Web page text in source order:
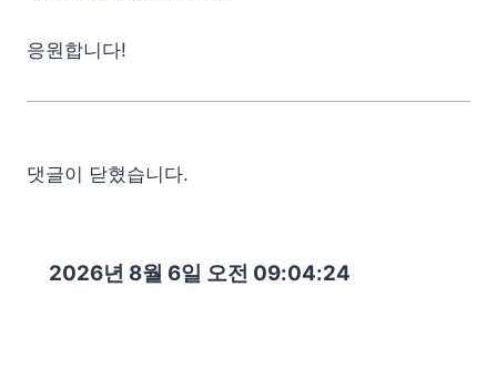
응원합니다!
댓글이 닫혔습니다.
2026년 8월 6일 오전 09:04:25